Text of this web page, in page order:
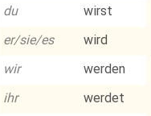
du
wirst
er/sie/es
wird
wir
werden
ihr
werdet